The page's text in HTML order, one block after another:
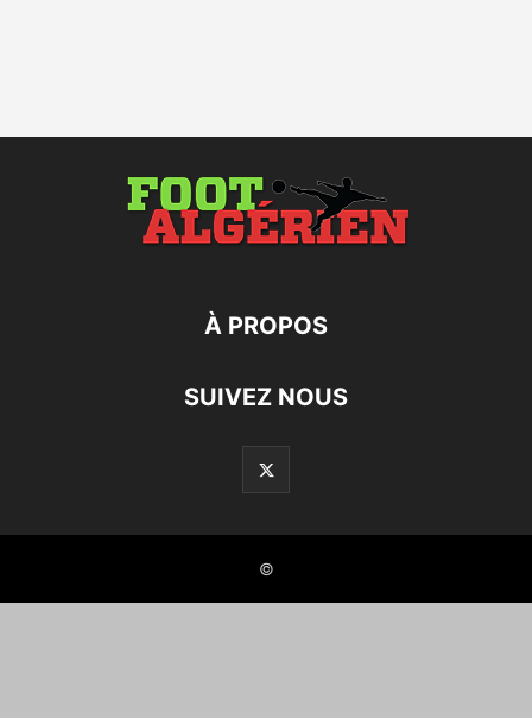
À PROPOS
SUIVEZ NOUS
©